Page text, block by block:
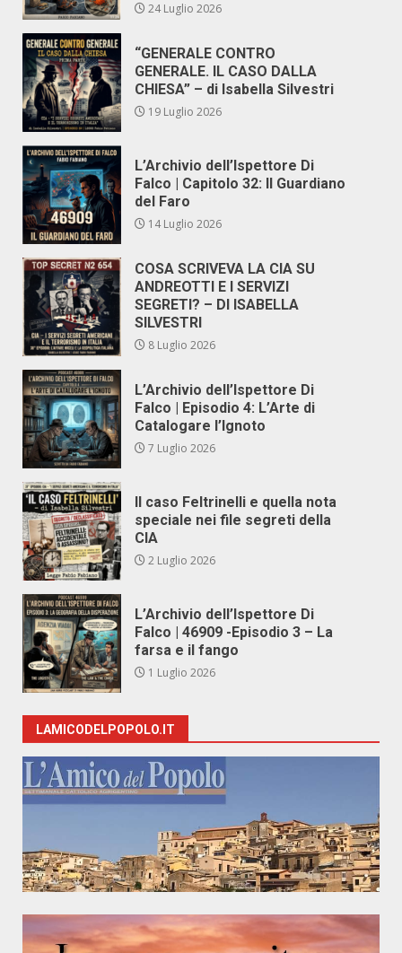
24 Luglio 2026
“GENERALE CONTRO
GENERALE. IL CASO DALLA
CHIESA” – di Isabella Silvestri
19 Luglio 2026
L’Archivio dell’Ispettore Di
Falco | Capitolo 32: Il Guardiano
del Faro
14 Luglio 2026
COSA SCRIVEVA LA CIA SU
ANDREOTTI E I SERVIZI
SEGRETI? – DI ISABELLA
SILVESTRI
8 Luglio 2026
L’Archivio dell’Ispettore Di
Falco | Episodio 4: L’Arte di
Catalogare l’Ignoto
7 Luglio 2026
Il caso Feltrinelli e quella nota
speciale nei file segreti della
CIA
2 Luglio 2026
L’Archivio dell’Ispettore Di
Falco | 46909 -Episodio 3 – La
farsa e il fango
1 Luglio 2026
LAMICODELPOPOLO.IT